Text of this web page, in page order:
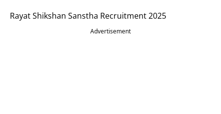
Rayat Shikshan Sanstha Recruitment 2025
Advertisement